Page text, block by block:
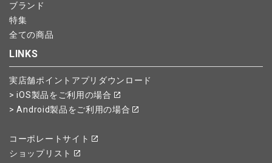
ブランド
特集
全ての商品
LINKS
実店舗ポイントアプリダウンロード
> iOS製品をご利用の場合
> Android製品をご利用の場合
コーポレートサイト
ショップリスト